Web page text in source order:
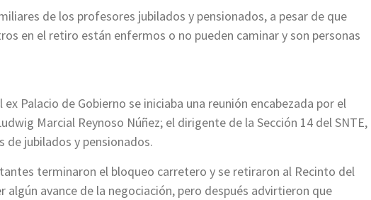
de los profesores jubilados y pensionados, a pesar de que
en el retiro están enfermos o no pueden caminar y son personas
Palacio de Gobierno se iniciaba una reunión encabezada por el
Marcial Reynoso Núñez; el dirigente de la Sección 14 del SNTE,
de jubilados y pensionados.
terminaron el bloqueo carretero y se retiraron al Recinto del
algún avance de la negociación, pero después advirtieron que